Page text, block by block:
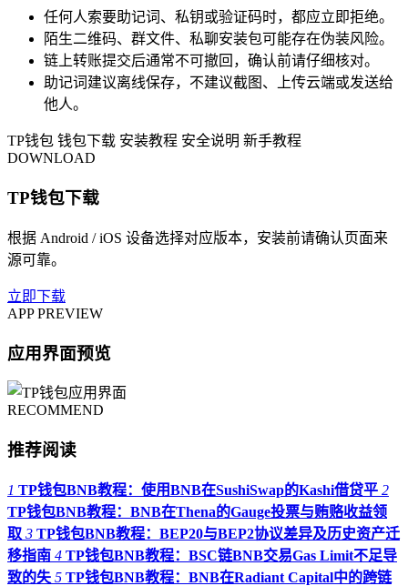
任何人索要助记词、私钥或验证码时，都应立即拒绝。
陌生二维码、群文件、私聊安装包可能存在伪装风险。
链上转账提交后通常不可撤回，确认前请仔细核对。
助记词建议离线保存，不建议截图、上传云端或发送给
他人。
TP钱包 钱包下载 安装教程 安全说明 新手教程
DOWNLOAD
TP钱包下载
根据 Android / iOS 设备选择对应版本，安装前请确认页面来
源可靠。
立即下载
APP PREVIEW
应用界面预览
RECOMMEND
推荐阅读
1 TP钱包BNB教程：使用BNB在SushiSwap的Kashi借贷平 2
TP钱包BNB教程：BNB在Thena的Gauge投票与贿赂收益领
取 3 TP钱包BNB教程：BEP20与BEP2协议差异及历史资产迁
移指南 4 TP钱包BNB教程：BSC链BNB交易Gas Limit不足导
致的失 5 TP钱包BNB教程：BNB在Radiant Capital中的跨链